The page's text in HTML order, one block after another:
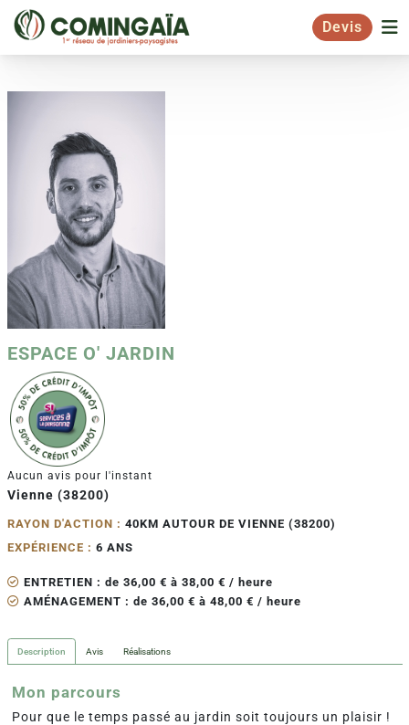
Devis
ESPACE O' JARDIN
Aucun avis pour l'instant
Vienne (38200)
RAYON D'ACTION : 40KM AUTOUR DE VIENNE (38200)
EXPÉRIENCE : 6 ANS
ENTRETIEN : de 36,00 € à 38,00 € / heure
AMÉNAGEMENT : de 36,00 € à 48,00 € / heure
Description Avis Réalisations
Mon parcours
Pour que le temps passé au jardin soit toujours un plaisir !